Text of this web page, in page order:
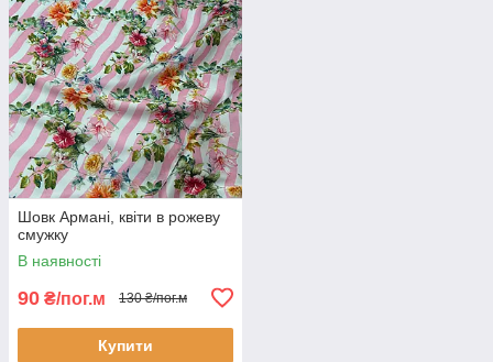
Шовк Армані, квіти в рожеву
смужку
В наявності
90 ₴/пог.м 130 ₴/пог.м
Купити